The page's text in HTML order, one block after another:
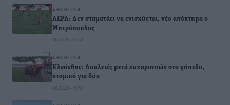
ΑΘΛΗΤΙΚΆ
ΑΕΡΑ: Δεν σταματάει να ενισχύεται, νέο απόκτημα ο
Μητρόπουλος
06.08.26 · 16:52
ΑΘΛΗΤΙΚΆ
Κλεάνθης: Δουλειές μετά ευχαριστιών στο γήπεδο,
ατομικό για δύο
06.08.26 · 16:50